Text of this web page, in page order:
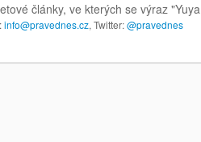
články, ve kterých se výraz
info@pravednes.cz, Twitter:@pravednes